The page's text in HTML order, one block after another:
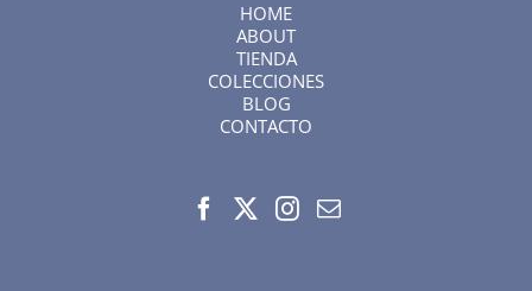
HOME
ABOUT
TIENDA
COLECCIONES
BLOG
CONTACTO